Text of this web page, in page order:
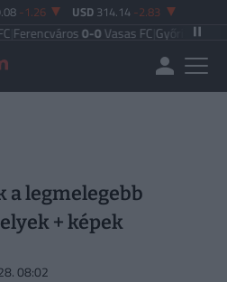
-1.26 USD 314.14 -2.83
0-0Vasas FC|Győri ETO FC4-0
a legmelegebb
+ képek
08:02